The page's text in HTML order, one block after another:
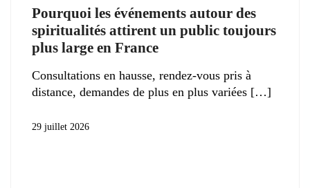
Pourquoi les événements autour des
spiritualités attirent un public toujours
plus large en France
Consultations en hausse, rendez-vous pris à
distance, demandes de plus en plus variées
29 juillet 2026